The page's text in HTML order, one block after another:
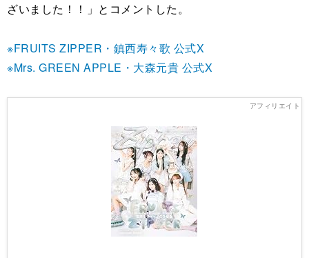
ざいました！！」とコメントした。
※FRUITS ZIPPER・鎮西寿々歌 公式X
※Mrs. GREEN APPLE・大森元貴 公式X